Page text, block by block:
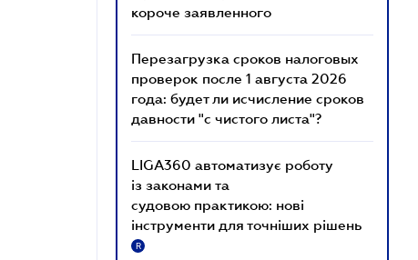
короче заявленного
Перезагрузка сроков налоговых
проверок после 1 августа 2026
года: будет ли исчисление сроков
давности "с чистого листа"?
LIGA360 автоматизує роботу
із законами та
судовою практикою: нові
інструменти для точніших рішень
R